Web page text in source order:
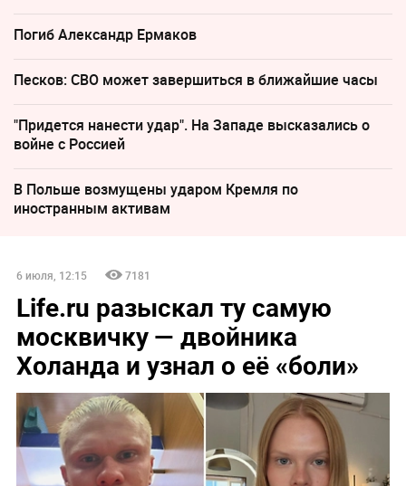
Погиб Александр Ермаков
Песков: СВО может завершиться в ближайшие часы
"Придется нанести удар". На Западе высказались о
войне с Россией
В Польше возмущены ударом Кремля по
иностранным активам
6 июля, 12:15 7181
Life.ru разыскал ту самую
москвичку — двойника
Холанда и узнал о её «‎боли»